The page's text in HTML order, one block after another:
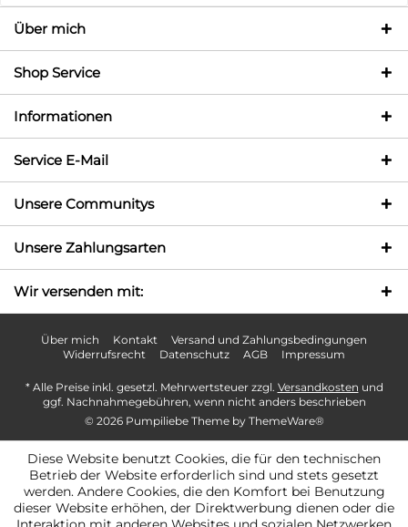
Über mich
Shop Service
Informationen
Service E-Mail
Unsere Communitys
Unsere Zahlungsarten
Wir versenden mit:
Über mich Kontakt
Versand und Zahlungsbedingungen
Widerrufsrecht
Datenschutz AGB Impressum
* Alle Preise inkl. gesetzl. Mehrwertsteuer zzgl. Versandkosten und
ggf. Nachnahmegebühren, wenn nicht anders beschrieben
© 2026 Pumpiliebe Theme by ThemeWare®
Diese Website benutzt Cookies, die für den technischen
Betrieb der Website erforderlich sind und stets gesetzt
werden. Andere Cookies, die den Komfort bei Benutzung
dieser Website erhöhen, der Direktwerbung dienen oder die